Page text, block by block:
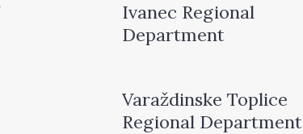
Ivanec Regional
Department
Varaždinske Toplice
Regional Department